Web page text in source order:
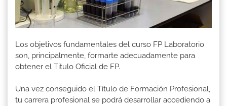
Los objetivos fundamentales del curso FP Laboratorio
son, principalmente, formarte adecuadamente para
obtener el Titulo Oficial de FP.
Una vez conseguido el Título de Formación Profesional,
tu carrera profesional se podrá desarrollar accediendo a